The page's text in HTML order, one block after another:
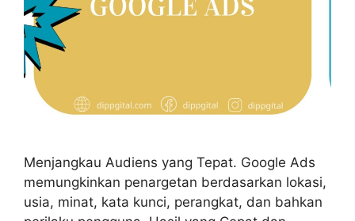
Menjangkau Audiens yang Tepat. Google Ads
memungkinkan penargetan berdasarkan lokasi,
usia, minat, kata kunci, perangkat, dan bahkan